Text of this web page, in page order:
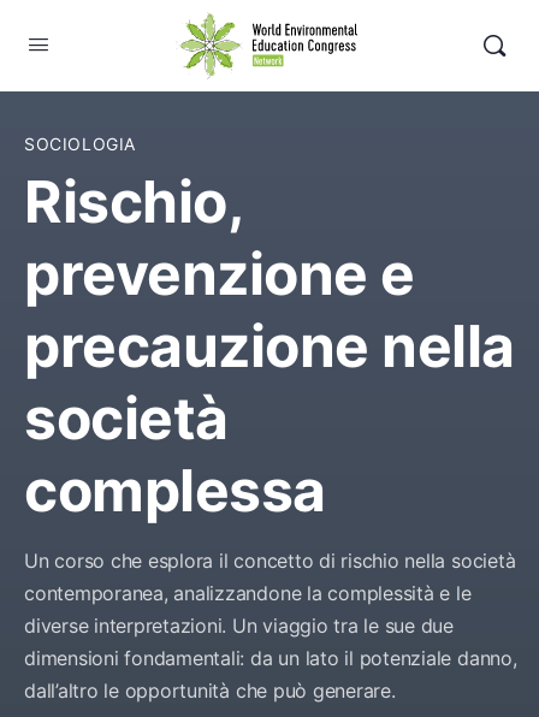
SOCIOLOGIA
Rischio,
prevenzione e
precauzione nella
società
complessa
Un corso che esplora il concetto di rischio nella società
contemporanea, analizzandone la complessità e le
diverse interpretazioni. Un viaggio tra le sue due
dimensioni fondamentali: da un lato il potenziale danno,
dall’altro le opportunità che può generare.